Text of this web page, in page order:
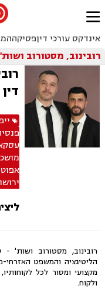

אינדקס עורכי דיןפסיקה
רובינוב, מסטורוב
דין
רובינוב, מסטורוב ושות' -
הליטיגציה והמשפט
מקצועי ומסור לכל
ולקוח.